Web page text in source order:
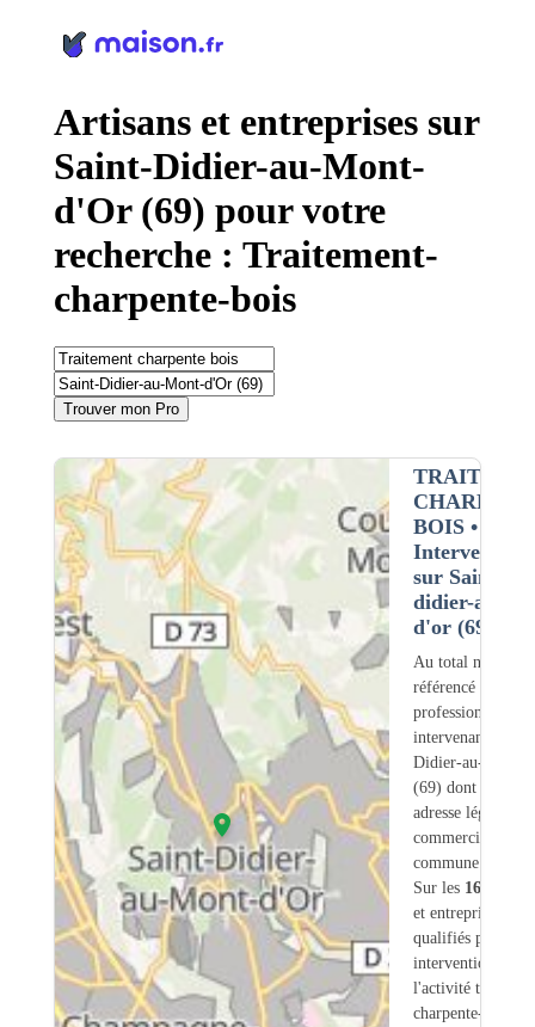
Artisans et entreprises sur
Saint-Didier-au-Mont-
d'Or (69) pour votre
recherche : Traitement-
charpente-bois
Trouver mon Pro
BOIS•
Intervention
sur Saint-
didier-au-
d'or (69)
Au total nous
référencé
professionnels
intervenant sur
Didier-au-Mont-
(69) dont
adresse légale ou
commerciale
commune.
Sur les 1606
et entreprises
qualifiés pour une
intervention sur
l'activité
charpente-bois.